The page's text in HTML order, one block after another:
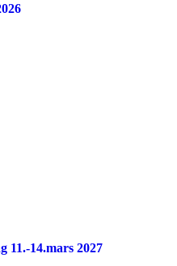
11.-14.mars 2027